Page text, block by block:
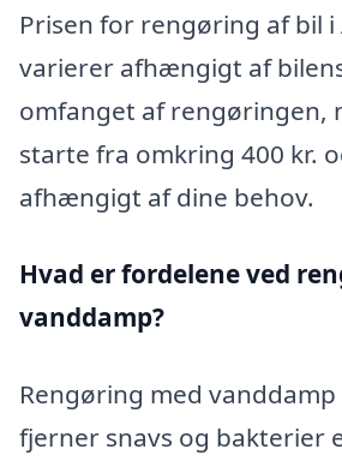
Prisen for rengøring af bil i
varierer afhængigt af
omfanget af rengøringen,
starte fra omkring 400 kr.
afhængigt af dine behov.
Hvad er fordelene ved
vanddamp?
Rengøring med
fjerner snavs og bakterier